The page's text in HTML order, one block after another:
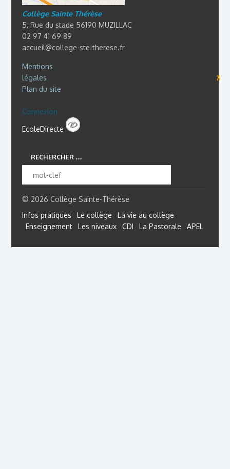
Collège Sainte Thérèse
5, Rue du stade 56190 MUZILLAC
02 97 41 69 89
accueil@college-ste-therese.fr
Mentions
légales
⊼
Plan du site
Connexion
EcoleDirecte
RECHERCHER …
© 2026 Collège Sainte-Thérèse
Infos pratiques
Le collège
La vie au collège
Enseignement
Les niveaux CDI La Pastorale APEL